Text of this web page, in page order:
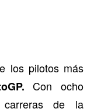
los pilotos más
Con ocho
de la